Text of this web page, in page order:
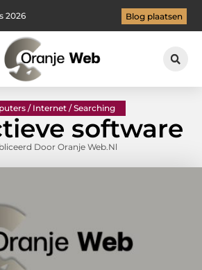
2026 Blog plaatsen
/ Internet / Searching
software
Door Oranje Web.nl